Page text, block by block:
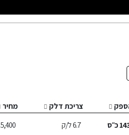
צריכת דלק מחיר
כ״ס 6.7ל/ק 5,400 ₪